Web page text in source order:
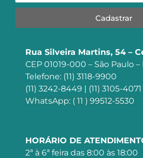
Cadastrar
Rua Silveira Martins, 54 –
CEP 01019-000 – São Paulo –
Telefone: (11) 3118-9900
(11) 3242-8449 | (11) 3105-4071
WhatsApp: ( 11 ) 99512-5530
HORÁRIO DE
2ª à 6ª feira das 8:00 às 18:00